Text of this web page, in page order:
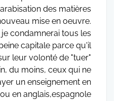
des matières
mise en oeuvre.
condamnerai tous les
capitale parce qu'il
leur volonté de "tuer"
du moins, ceux qui ne
un enseignement en
en anglais,espagnole, ...